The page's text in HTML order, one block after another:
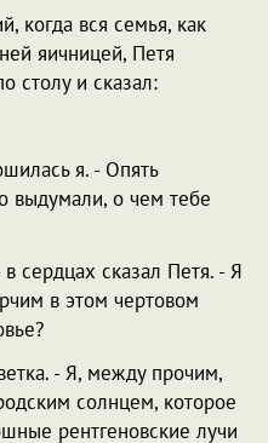
когда вся семья, как
яичницей, Петя
столу и сказал:
я. - Опять
выдумали, о чем тебе
сердцах сказал Петя. - Я
в этом чертовом
- Я, между прочим,
солнцем, которое
рентгеновские лучи